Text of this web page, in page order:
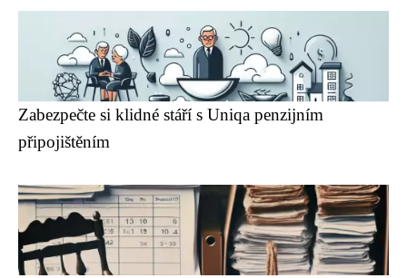
Zabezpečte si klidné stáří s Uniqa penzijním
připojištěním